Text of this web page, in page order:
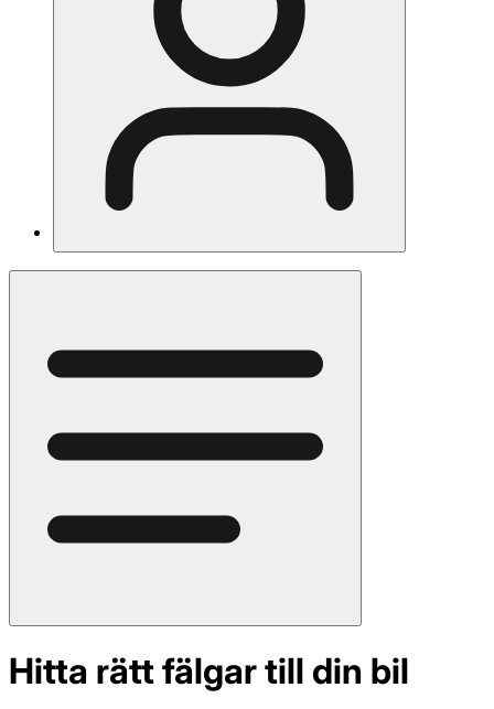
Hitta rätt fälgar till din bil